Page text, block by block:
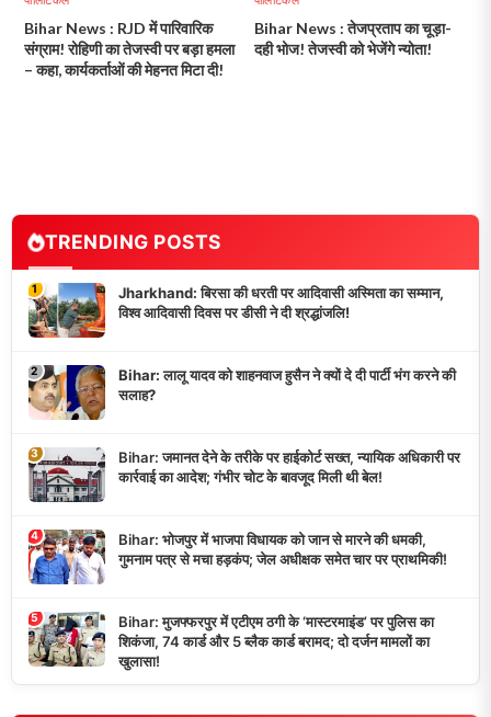
Bihar News : RJD में पारिवारिक
संग्राम! रोहिणी का तेजस्वी पर बड़ा हमला
– कहा, कार्यकर्ताओं की मेहनत मिटा दी!
Bihar News : तेजप्रताप का चूड़ा-
दही भोज! तेजस्वी को भेजेंगे न्योता!
TRENDING POSTS
1
Jharkhand: बिरसा की धरती पर आदिवासी अस्मिता का सम्मान,
विश्व आदिवासी दिवस पर डीसी ने दी श्रद्धांजलि!
2
Bihar: लालू यादव को शाहनवाज हुसैन ने क्यों दे दी पार्टी भंग करने की
सलाह?
3
Bihar: जमानत देने के तरीके पर हाईकोर्ट सख्त, न्यायिक अधिकारी पर
कार्रवाई का आदेश; गंभीर चोट के बावजूद मिली थी बेल!
4
Bihar: भोजपुर में भाजपा विधायक को जान से मारने की धमकी,
गुमनाम पत्र से मचा हड़कंप; जेल अधीक्षक समेत चार पर प्राथमिकी!
5
Bihar: मुजफ्फरपुर में एटीएम ठगी के ‘मास्टरमाइंड’ पर पुलिस का
शिकंजा, 74 कार्ड और 5 ब्लैक कार्ड बरामद; दो दर्जन मामलों का
खुलासा!